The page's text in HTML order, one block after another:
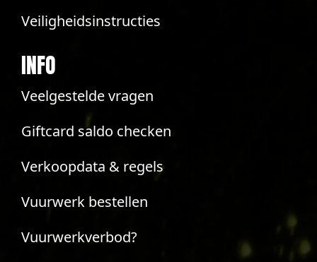
Veiligheidsinstructies
INFO
Veelgestelde vragen
Giftcard saldo checken
Verkoopdata & regels
Vuurwerk bestellen
Vuurwerkverbod?